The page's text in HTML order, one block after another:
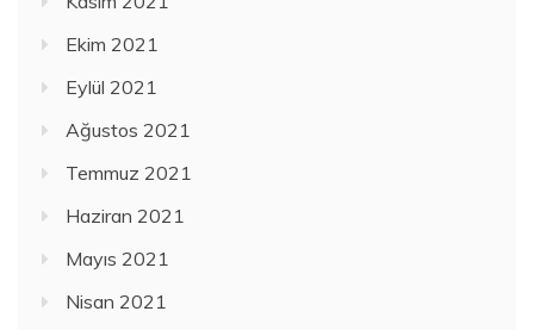
Ekim 2021
Eylül 2021
Ağustos 2021
Temmuz 2021
Haziran 2021
Mayıs 2021
Nisan 2021